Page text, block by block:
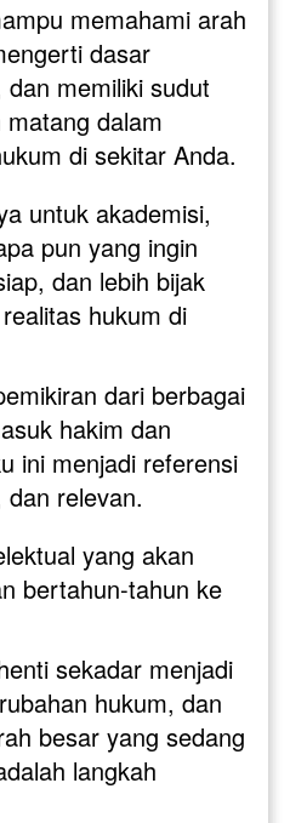
memahami arah
dasar
memiliki sudut
dalam
di sekitar Anda.
untuk akademisi,
pun yang ingin
dan lebih bijak
hukum di
dari berbagai
hakim dan
ini menjadi referensi
relevan.
yang akan
bertahun-tahun ke
sekadar menjadi
hukum, dan
besar yang sedang
langkah